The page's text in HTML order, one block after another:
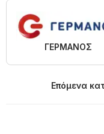
ΓΕΡΜΑΝΟΣ
Επόμενα